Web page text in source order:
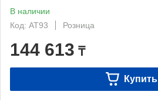
В наличии
Код: AT93
Розница
144 613 ₸
Купить